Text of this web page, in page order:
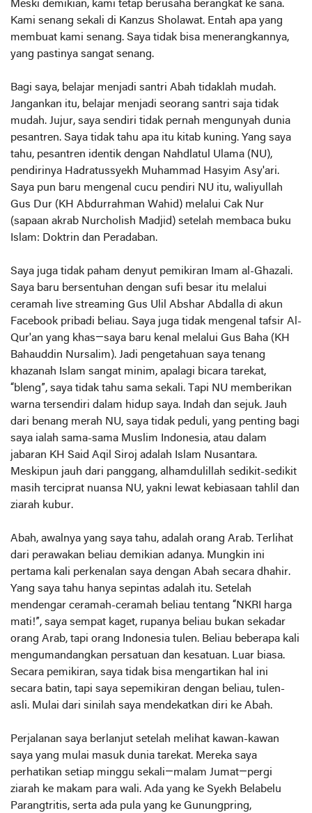
Meski demikian, kami tetap berusaha berangkat ke sana.
Kami senang sekali di Kanzus Sholawat. Entah apa yang
membuat kami senang. Saya tidak bisa menerangkannya,
yang pastinya sangat senang.
Bagi saya, belajar menjadi santri Abah tidaklah mudah.
Jangankan itu, belajar menjadi seorang santri saja tidak
mudah. Jujur, saya sendiri tidak pernah mengunyah dunia
pesantren. Saya tidak tahu apa itu kitab kuning. Yang saya
tahu, pesantren identik dengan Nahdlatul Ulama (NU),
pendirinya Hadratussyekh Muhammad Hasyim Asy'ari.
Saya pun baru mengenal cucu pendiri NU itu, waliyullah
Gus Dur (KH Abdurrahman Wahid) melalui Cak Nur
(sapaan akrab Nurcholish Madjid) setelah membaca buku
Islam: Doktrin dan Peradaban.
Saya juga tidak paham denyut pemikiran Imam al-Ghazali.
Saya baru bersentuhan dengan sufi besar itu melalui
ceramah live streaming Gus Ulil Abshar Abdalla di akun
Facebook pribadi beliau. Saya juga tidak mengenal tafsir Al-
Qur'an yang khas—saya baru kenal melalui Gus Baha (KH
Bahauddin Nursalim). Jadi pengetahuan saya tenang
khazanah Islam sangat minim, apalagi bicara tarekat,
“bleng”, saya tidak tahu sama sekali. Tapi NU memberikan
warna tersendiri dalam hidup saya. Indah dan sejuk. Jauh
dari benang merah NU, saya tidak peduli, yang penting bagi
saya ialah sama-sama Muslim Indonesia, atau dalam
jabaran KH Said Aqil Siroj adalah Islam Nusantara.
Meskipun jauh dari panggang, alhamdulillah sedikit-sedikit
masih terciprat nuansa NU, yakni lewat kebiasaan tahlil dan
ziarah kubur.
Abah, awalnya yang saya tahu, adalah orang Arab. Terlihat
dari perawakan beliau demikian adanya. Mungkin ini
pertama kali perkenalan saya dengan Abah secara dhahir.
Yang saya tahu hanya sepintas adalah itu. Setelah
mendengar ceramah-ceramah beliau tentang “NKRI harga
mati!”, saya sempat kaget, rupanya beliau bukan sekadar
orang Arab, tapi orang Indonesia tulen. Beliau beberapa kali
mengumandangkan persatuan dan kesatuan. Luar biasa.
Secara pemikiran, saya tidak bisa mengartikan hal ini
secara batin, tapi saya sepemikiran dengan beliau, tulen-
asli. Mulai dari sinilah saya mendekatkan diri ke Abah.
Perjalanan saya berlanjut setelah melihat kawan-kawan
saya yang mulai masuk dunia tarekat. Mereka saya
perhatikan setiap minggu sekali—malam Jumat—pergi
ziarah ke makam para wali. Ada yang ke Syekh Belabelu
Parangtritis, serta ada pula yang ke Gunungpring,